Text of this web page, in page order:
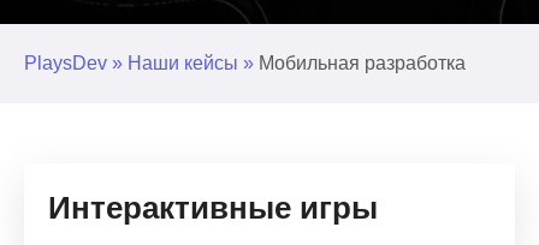
PlaysDev » Наши кейсы » Мобильная разработка
Интерактивные игры